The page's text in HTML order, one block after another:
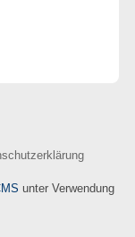
unter Verwendung